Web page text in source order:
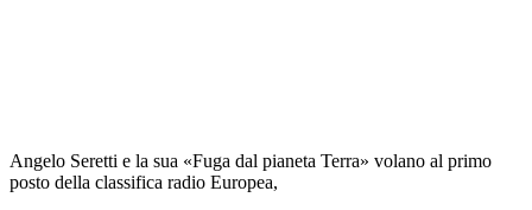
Angelo Seretti e la sua «Fuga dal pianeta Terra» volano al primo
posto della classifica radio Europea,